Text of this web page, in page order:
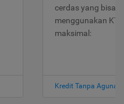
cerdas yang bisa
menggunakan
maksimal:
Kredit Tanpa Agunan